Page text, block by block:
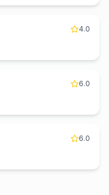
4.0
6.0
6.0